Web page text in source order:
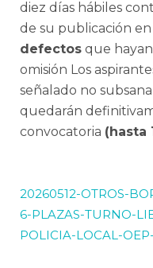
diez días hábiles
de su publicación en
defectos que
omisión Los
señalado no
quedarán
convocatoria (hasta
20260512-OTROS-
6-PLAZAS-TURNO-
POLICIA-LOCAL-